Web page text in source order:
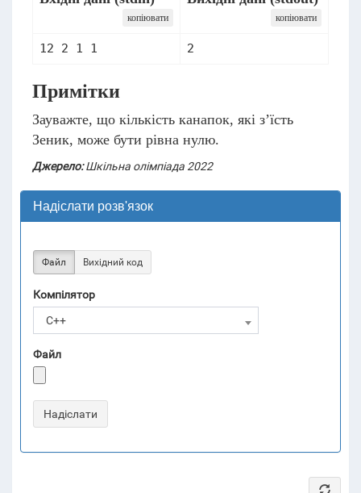
копіювати копіювати
12 2 1 1 2
Примітки
Зауважте, що кількість канапок, які з’їсть
Зеник, може бути рівна нулю.
Джерело:Шкільна олімпіада 2022
Надіслати розв'язок
Файл Вихідний код
Компілятор
C++
Файл